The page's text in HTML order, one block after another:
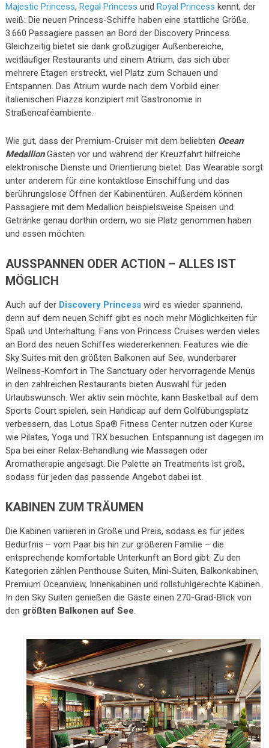
Majestic Princess, Regal Princess und Royal Princess kennt, der
weiß: Die neuen Princess-Schiffe haben eine stattliche Größe.
3.660 Passagiere passen an Bord der Discovery Princess.
Gleichzeitig bietet sie dank großzügiger Außenbereiche,
weitläufiger Restaurants und einem Atrium, das sich über
mehrere Etagen erstreckt, viel Platz zum Schauen und
Entspannen. Das Atrium wurde nach dem Vorbild einer
italienischen Piazza konzipiert mit Gastronomie in
Straßencaféambiente.
Wie gut, dass der Premium-Cruiser mit dem beliebten Ocean
MedallionGästen vor und während der Kreuzfahrt hilfreiche
elektronische Dienste und Orientierung bietet. Das Wearable sorgt
unter anderem für eine kontaktlose Einschiffung und das
berührungslose Öffnen der Kabinentüren. Außerdem können
Passagiere mit dem Medallion beispielsweise Speisen und
Getränke genau dorthin ordern, wo sie Platz genommen haben
und essen möchten.
AUSSPANNEN ODER ACTION – ALLES IST
MÖGLICH
Auch auf der Discovery Princess wird es wieder spannend,
denn auf dem neuen Schiff gibt es noch mehr Möglichkeiten für
Spaß und Unterhaltung. Fans von Princess Cruises werden vieles
an Bord des neuen Schiffes wiedererkennen. Features wie die
Sky Suites mit den größten Balkonen auf See, wunderbarer
Wellness-Komfort in The Sanctuary oder hervorragende Menüs
in den zahlreichen Restaurants bieten Auswahl für jeden
Urlaubswunsch. Wer aktiv sein möchte, kann Basketball auf dem
Sports Court spielen, sein Handicap auf dem Golfübungsplatz
verbessern, das Lotus Spa® Fitness Center nutzen oder Kurse
wie Pilates, Yoga und TRX besuchen. Entspannung ist dagegen im
Spa bei einer Relax-Behandlung wie Massagen oder
Aromatherapie angesagt. Die Palette an Treatments ist groß,
sodass für jeden das passende Angebot dabei ist.
KABINEN ZUM TRÄUMEN
Die Kabinen variieren in Größe und Preis, sodass es für jedes
Bedürfnis – vom Paar bis hin zur größeren Familie – die
entsprechende komfortable Unterkunft an Bord gibt. Zu den
Kategorien zählen Penthouse Suiten, Mini-Suiten, Balkonkabinen,
Premium Oceanview, Innenkabinen und rollstuhlgerechte Kabinen.
In den Sky Suiten genießen die Gäste einen 270-Grad-Blick von
den größten Balkonen auf See.